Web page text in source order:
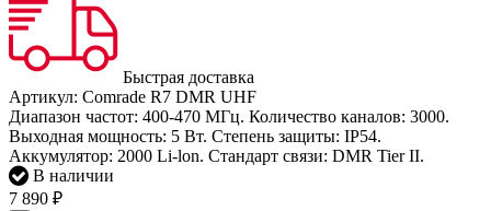
Быстрая доставка
Артикул: Comrade R7 DMR UHF
Диапазон частот: 400-470 МГц. Количество каналов: 3000.
Выходная мощность: 5 Вт. Степень защиты: IP54.
Аккумулятор: 2000 Li-lon. Стандарт связи: DMR Tier II.
В наличии
7 890 ₽